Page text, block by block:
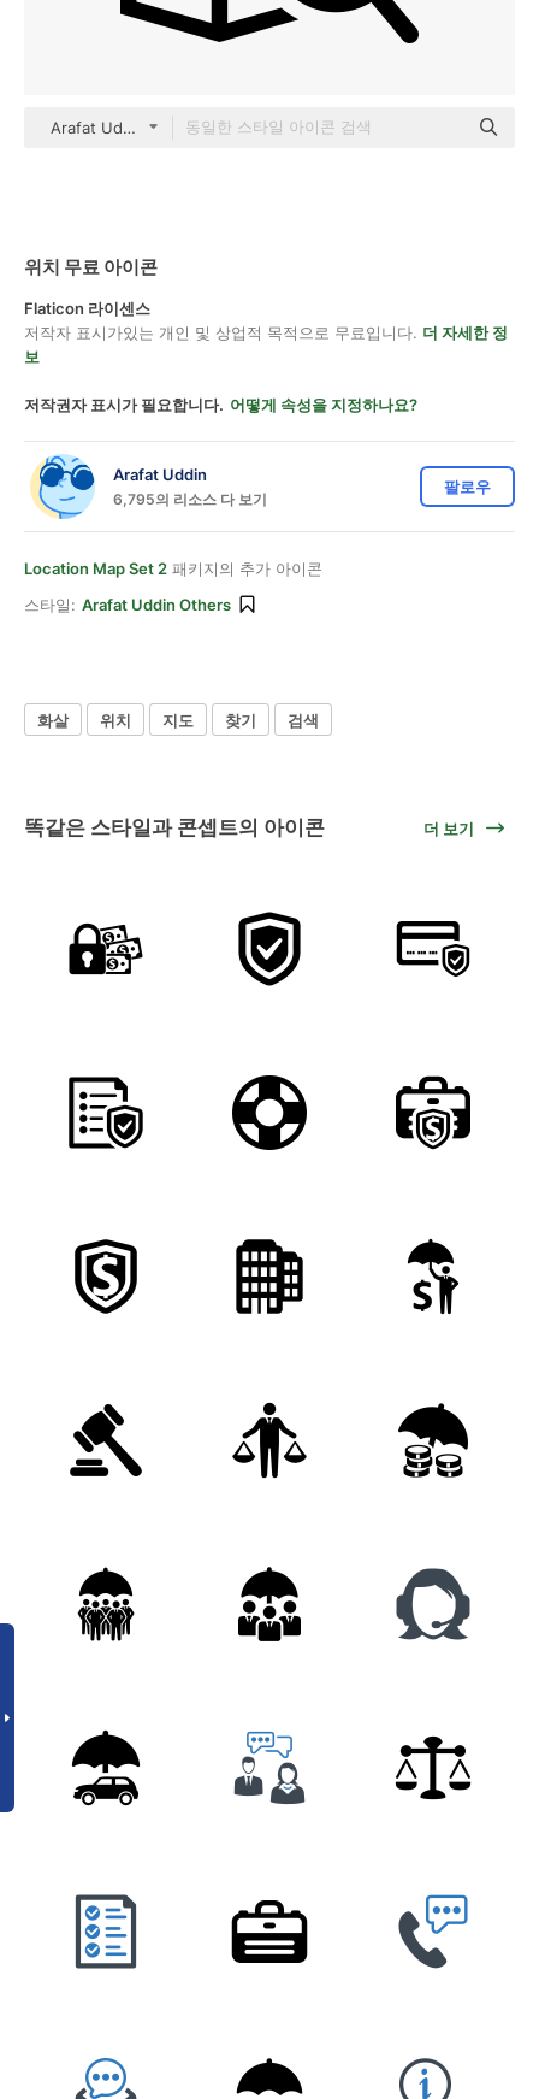
Arafat Uddin Others
위치 무료 아이콘
Flaticon 라이센스
저작자 표시가있는 개인 및 상업적 목적으로 무료입니다. 더 자세한 정
보
저작권자 표시가 필요합니다. 어떻게 속성을 지정하나요?
Arafat Uddin
6,795의 리소스 다 보기
팔로우
Location Map Set 2 패키지의 추가 아이콘
스타일: Arafat Uddin Others
화살 위치 지도 찾기 검색
똑같은 스타일과 콘셉트의 아이콘 더 보기